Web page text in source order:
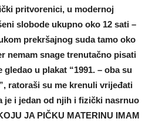
pritvorenici, u modernoj
slobode ukupno oko 12 sati –
prekršajnog suda tamo oko
nemam snage trenutačno pisati
u plakat “1991. – oba su
ratoraši su me krenuli vrijeđati
je i jedan od njih i fizički nasrnuo
JA PIČKU MATERINU IMAM